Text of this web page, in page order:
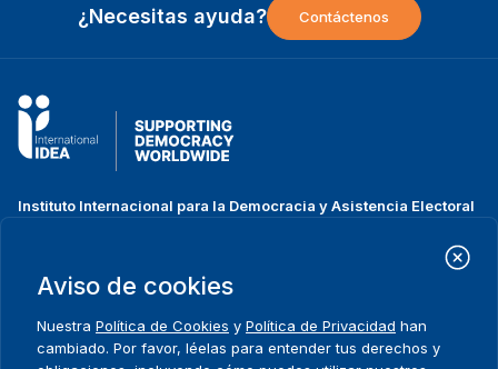
¿Necesitas ayuda? Contáctenos
Instituto Internacional para la Democracia y Asistencia Electoral
Strömsborgsbron 1
SE-103 34 Estocolmo
Suecia
Teléfono
+46 8 698 37 00
Aviso de cookies
Nuestra Política de Cookies y Política de Privacidad han
cambiado. Por favor, léelas para entender tus derechos y